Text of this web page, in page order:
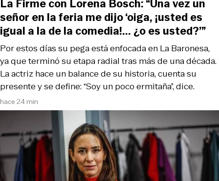
hace 24 min
Por estos días su pega está enfocada en La Baronesa,
ya que terminó su etapa radial tras más de una década.
La actriz hace un balance de su historia, cuenta su
presente y se define: “Soy un poco ermitaña”, dice.
La Firme con Lorena Bosch: “Una vez un
señor en la feria me dijo ‘oiga, ¡usted es
igual a la de la comedia!... ¿o es usted?’”